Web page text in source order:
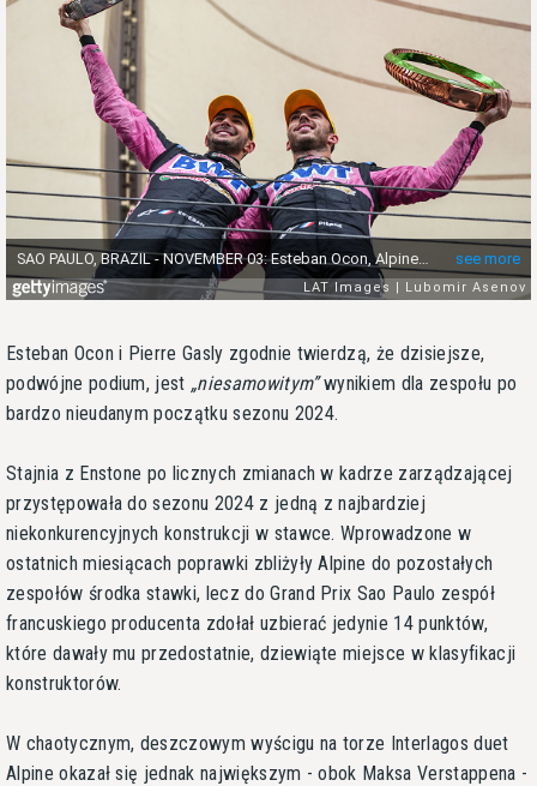
Esteban Ocon i Pierre Gasly zgodnie twierdzą, że dzisiejsze,
podwójne podium, jest niesamowitym wynikiem dla zespołu po
bardzo nieudanym początku sezonu 2024.
Stajnia z Enstone po licznych zmianach w kadrze zarządzającej
przystępowała do sezonu 2024 z jedną z najbardziej
niekonkurencyjnych konstrukcji w stawce. Wprowadzone w
ostatnich miesiącach poprawki zbliżyły Alpine do pozostałych
zespołów środka stawki, lecz do Grand Prix Sao Paulo zespół
francuskiego producenta zdołał uzbierać jedynie 14 punktów,
które dawały mu przedostatnie, dziewiąte miejsce w klasyfikacji
konstruktorów.
W chaotycznym, deszczowym wyścigu na torze Interlagos duet
Alpine okazał się jednak największym - obok Maksa Verstappena -